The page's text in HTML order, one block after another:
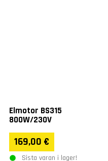
Elmotor BS315
800W/230V
169,00 €
Sista varan i lager!